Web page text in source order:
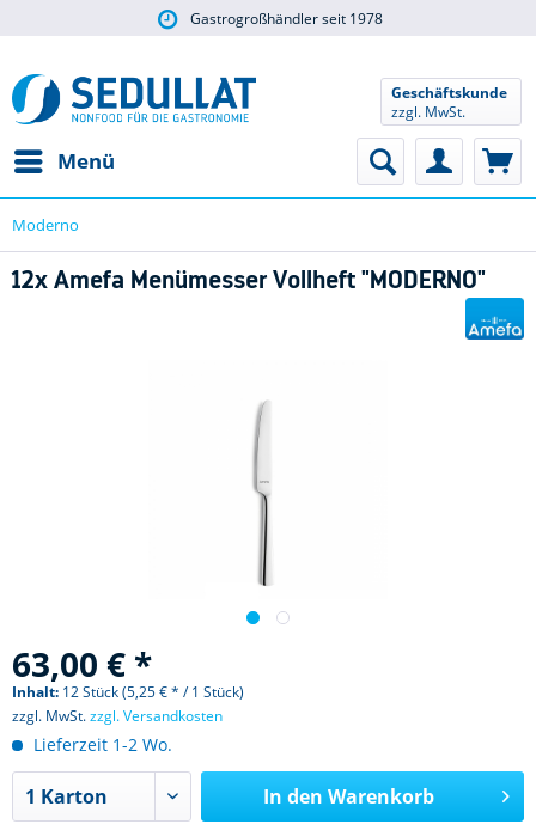
Gastrogroßhändler seit 1978
Menü
Geschäftskunde
zzgl. MwSt.
Moderno
12x Amefa Menümesser Vollheft "MODERNO"
63,00 € *
Inhalt: 12 Stück (5,25 € * / 1 Stück)
zzgl. MwSt.zzgl. Versandkosten
Lieferzeit 1-2 Wo.
In den Warenkorb